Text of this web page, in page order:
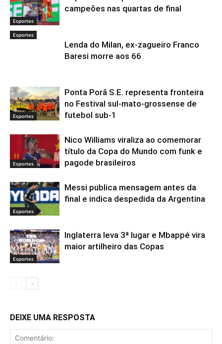
Esportes
campeões nas quartas de final
Esportes
Lenda do Milan, ex-zagueiro Franco
Baresi morre aos 66
Esportes
Ponta Porã S.E. representa fronteira
no Festival sul-mato-grossense de
futebol sub-1
Esportes
Nico Williams viraliza ao comemorar
título da Copa do Mundo com funk e
pagode brasileiros
Esportes
Messi publica mensagem antes da
final e indica despedida da Argentina
Esportes
Inglaterra leva 3ª lugar e Mbappé vira
maior artilheiro das Copas
DEIXE UMA RESPOSTA